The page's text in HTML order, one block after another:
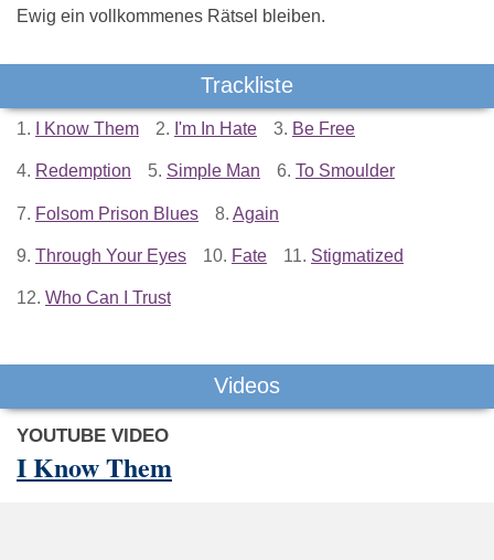
Ewig ein vollkommenes Rätsel bleiben.
Trackliste
1. I Know Them 2. I'm In Hate 3. Be Free
4. Redemption 5. Simple Man 6. To Smoulder
7. Folsom Prison Blues 8. Again
9. Through Your Eyes 10. Fate 11. Stigmatized
12. Who Can I Trust
Videos
YOUTUBE VIDEO
I Know Them